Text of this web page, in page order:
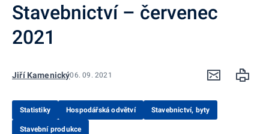
Stavebnictví – červenec
2021
Jiří Kamenický06. 09. 2021
Statistiky Hospodářská odvětví Stavebnictví, byty
Stavební produkce